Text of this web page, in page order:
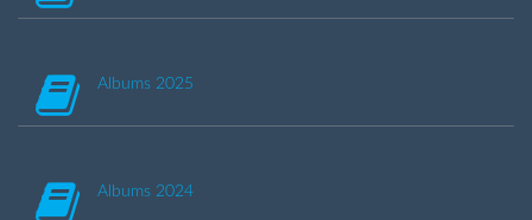
Albums 2025
Albums 2024